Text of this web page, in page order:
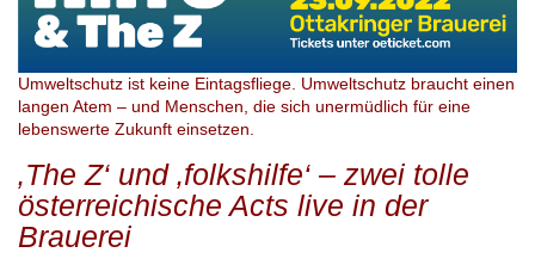
Umweltschutz ist keine Eintagsfliege. Umweltschutz braucht einen
langen Atem – und Menschen, die sich unermüdlich für eine
lebenswerte Zukunft einsetzen.
‚The Z‘ und ‚folkshilfe‘ – zwei tolle
österreichische Acts live in der
Brauerei